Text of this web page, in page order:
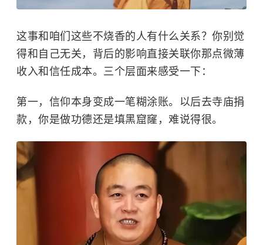
这事和咱们这些不烧香的人有什么关系？你别觉
得和自己无关，背后的影响直接关联你那点微薄
收入和信任成本。三个层面来感受一下：
第一，信仰本身变成一笔糊涂账。以后去寺庙捐
款，你是做功德还是填黑窟窿，难说得很。